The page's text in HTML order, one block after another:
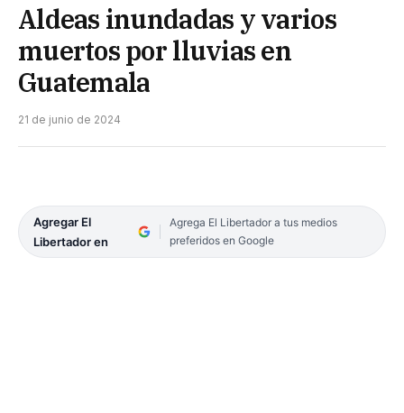
Aldeas inundadas y varios
muertos por lluvias en
Guatemala
21 de junio de 2024
Agregar El
Libertador en
Agrega El Libertador a tus medios
preferidos en Google